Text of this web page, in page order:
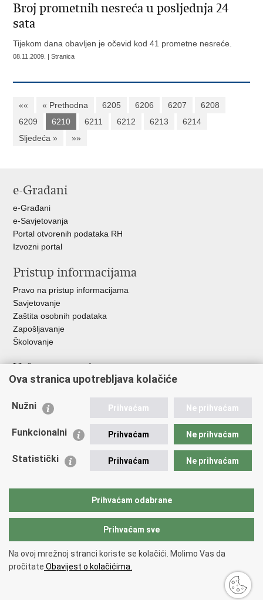
Broj prometnih nesreća u posljednja 24
sata
Tijekom dana obavljen je očevid kod 41 prometne nesreće.
08.11.2009. | Stranica
«« « Prethodna 6205 6206 6207
6208
6209
6210 6211 6212 6213
6214
Sljedeća »
»»
e-Građani
e-Građani
e-Savjetovanja
Portal otvorenih podataka RH
Izvozni portal
Pristup informacijama
Pravo na pristup informacijama
Savjetovanje
Zaštita osobnih podataka
Zapošljavanje
Školovanje
Važne poveznice
Ministarstvo unutarnjih poslova
Udruge
Policijska akademija
Zaklada policijske solidarnosti
Vučetić"
Copyright © 2026 Policijska uprava zagrebačka.
pristupačnosti.
Ova stranica upotrebljava kolačiće
Nužni Prihvaćam Ne prihvaćam
Funkcionalni Prihvaćam Ne prihvaćam
Statistički Prihvaćam Ne prihvaćam
Prihvaćam odabrane
Prihvaćam sve
Na ovoj mrežnoj stranci koriste se kolačići. Molimo Vas da
pročitate Obavijest o kolačićima.